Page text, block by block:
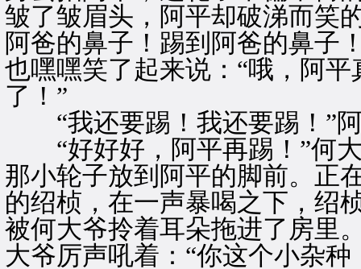
皱了皱眉头，阿平却破涕而笑
阿爸的鼻子！踢到阿爸的鼻子
也嘿嘿笑了起来说：“哦，阿
了！”
“我还要踢！我还要踢！”阿
“好好好，阿平再踢！”何大
那小轮子放到阿平的脚前。正
的绍桢，在一声暴喝之下，绍
被何大爷拎着耳朵拖进了房里
大爷厉声吼着：“你这个小杂